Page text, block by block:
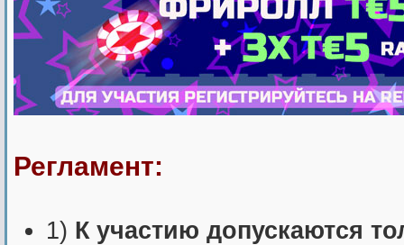
Регламент:
1) К участию допускаются